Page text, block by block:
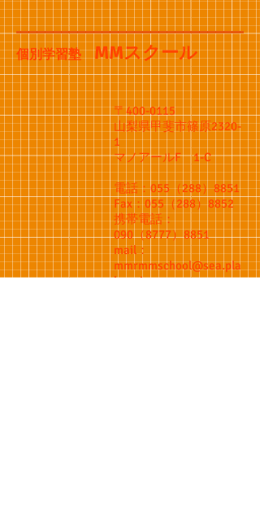
個別学習塾MMスクール
〒400-0115
山梨県甲斐市篠原2320-
1
​マノアールF 1-C
電話：055（288）8851
Fax：055（288）8852
携帯電話：
090（8777）8851
mail：
mmrmmschool@sea.pla
la.or.jp